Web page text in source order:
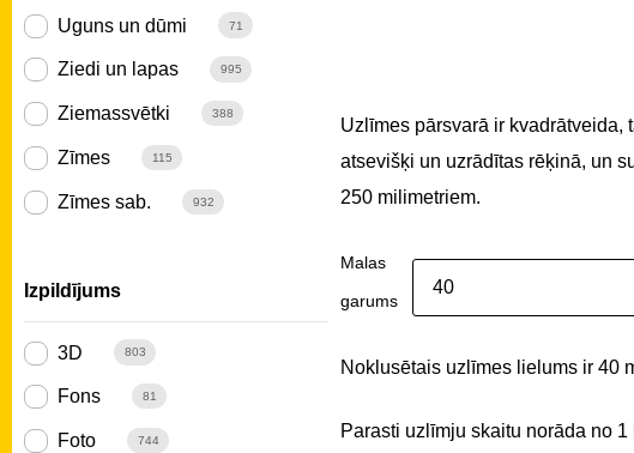
Uguns un dūmi 71
Ziedi un lapas 995
Ziemassvētki 388
Zīmes 115
Zīmes sab. 932
Izpildījums
3D 803
Fons 81
Foto 744
Uzlīmes pārsvarā ir kvadrātveida,
atsevišķi un uzrādītas rēķinā, un
250 milimetriem.
Malas
garums
Noklusētais uzlīmes lielums ir 40
Parasti uzlīmju skaitu norāda no